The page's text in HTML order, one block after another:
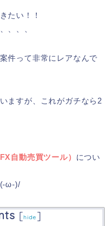
たい！！
、、、
件って非常にレアなんで
ますが、これがガチなら2
自動売買ツール） につい
(-ω-)/
[hide ]